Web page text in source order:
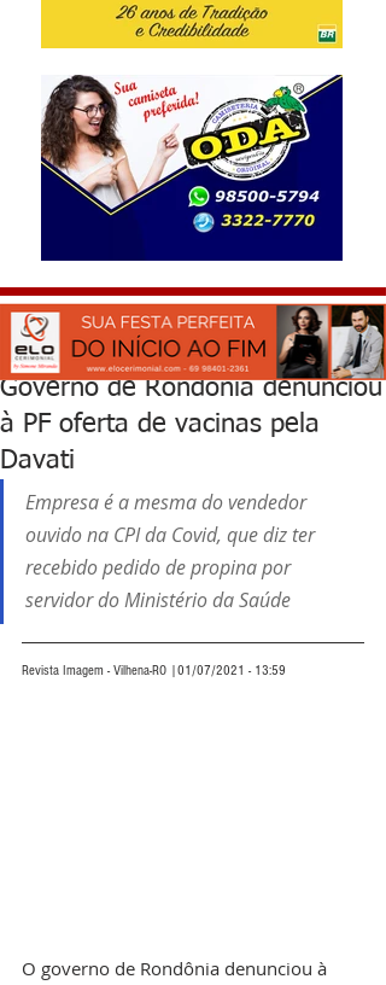
Governo de Rondônia denunciou
à PF oferta de vacinas pela
Davati
Empresa é a mesma do vendedor
ouvido na CPI da Covid, que diz ter
recebido pedido de propina por
servidor do Ministério da Saúde
Revista Imagem - Vilhena-RO |01/07/2021 - 13:59
O governo de Rondônia denunciou à